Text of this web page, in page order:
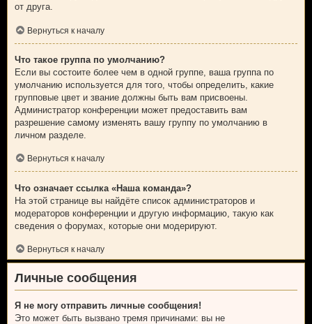
от друга.
Вернуться к началу
Что такое группа по умолчанию?
Если вы состоите более чем в одной группе, ваша группа по
умолчанию используется для того, чтобы определить, какие
групповые цвет и звание должны быть вам присвоены.
Администратор конференции может предоставить вам
разрешение самому изменять вашу группу по умолчанию в
личном разделе.
Вернуться к началу
Что означает ссылка «Наша команда»?
На этой странице вы найдёте список администраторов и
модераторов конференции и другую информацию, такую как
сведения о форумах, которые они модерируют.
Вернуться к началу
Личные сообщения
Я не могу отправить личные сообщения!
Это может быть вызвано тремя причинами: вы не